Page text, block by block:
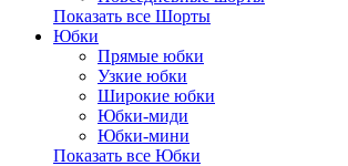
Показать все Шорты
Юбки
Прямые юбки
Узкие юбки
Широкие юбки
Юбки-миди
Юбки-мини
Показать все Юбки